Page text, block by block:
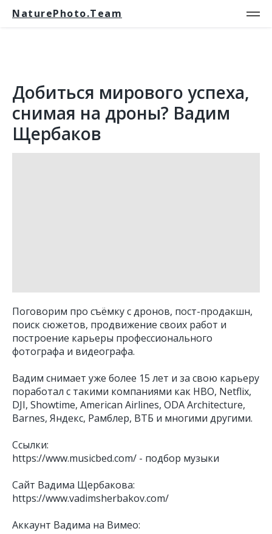
NaturePhoto.Team
Добиться мирового успеха,
снимая на дроны? Вадим
Щербаков
Поговорим про съёмку с дронов, пост-продакшн,
поиск сюжетов, продвижение своих работ и
построение карьеры профессионального
фотографа и видеографа.
Вадим снимает уже более 15 лет и за свою карьеру
поработал с такими компаниями как HBO, Netflix,
DJI, Showtime, American Airlines, ODA Architecture,
Barnes, Яндекс, Рамблер, ВТБ и многими другими.
Ссылки:
https://www.musicbed.com/ - подбор музыки
Сайт Вадима Щербакова:
https://www.vadimsherbakov.com/
Аккаунт Вадима на Вимео: